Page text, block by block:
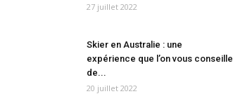
27 juillet 2022
Skier en Australie : une
expérience que l’on vous conseille
de...
20 juillet 2022